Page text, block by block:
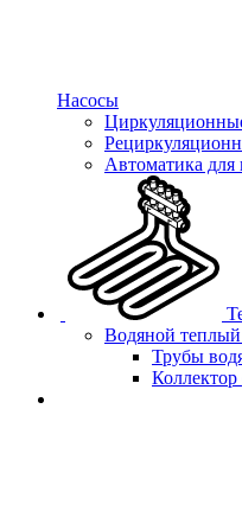
Насосы
Автоматика для
Водяной
Трубы
Коллектор